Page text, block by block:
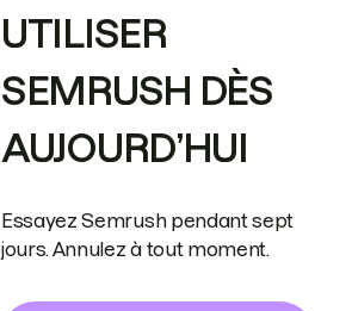
UTILISER
SEMRUSH DÈS
AUJOURD’HUI
Essayez Semrush pendant sept
jours. Annulez à tout moment.